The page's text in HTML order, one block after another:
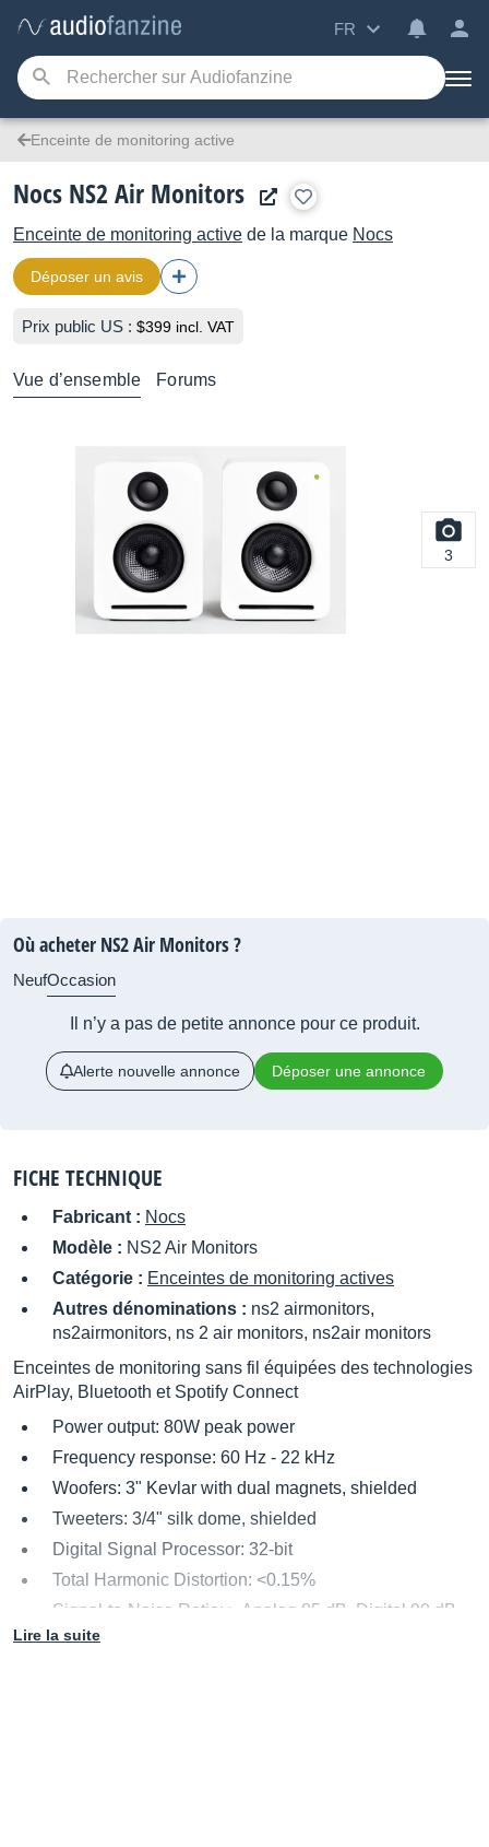
FR
Enceinte de monitoring active
Nocs NS2 Air Monitors
Enceinte de monitoring active de la marque Nocs
Déposer un avis
Prix public US : $399 incl. VAT
Vue d’ensemble Forums
3
Où acheter NS2 Air Monitors ?
NeufOccasion
Il n’y a pas de petite annonce pour ce produit.
Alerte nouvelle annonce Déposer une annonce
FICHE TECHNIQUE
Fabricant : Nocs
Modèle : NS2 Air Monitors
Catégorie : Enceintes de monitoring actives
Autres dénominations : ns2 airmonitors,
ns2airmonitors, ns 2 air monitors, ns2air monitors
Enceintes de monitoring sans fil équipées des technologies
AirPlay, Bluetooth et Spotify Connect
Power output: 80W peak power
Frequency response: 60 Hz - 22 kHz
Woofers: 3" Kevlar with dual magnets, shielded
Tweeters: 3/4" silk dome, shielded
Digital Signal Processor: 32-bit
Total Harmonic Distortion: <0.15%
Signal-to-Noise Ratio: > Analog 85 dB, Digital 90 dB
Amplifier type: Class D
Lire la suite